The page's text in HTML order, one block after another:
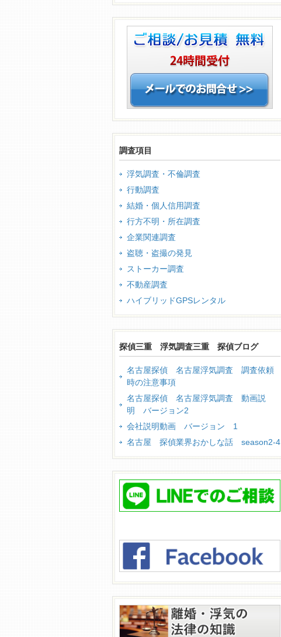
調査項目
浮気調査・不倫調査
行動調査
結婚・個人信用調査
行方不明・所在調査
企業関連調査
盗聴・盗撮の発見
ストーカー調査
不動産調査
ハイブリッドGPSレンタル
探偵三重 浮気調査三重 探偵ブログ
名古屋探偵 名古屋浮気調査 調査依頼
時の注意事項
名古屋探偵 名古屋浮気調査 動画説
明 バージョン2
会社説明動画 バージョン 1
名古屋 探偵業界おかしな話 season2-4